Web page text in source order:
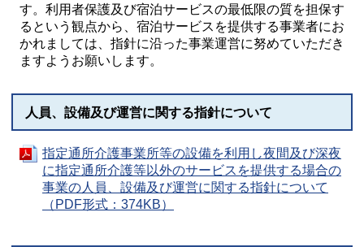
す。利用者保護及び宿泊サービスの最低限の質を担保す
るという観点から、宿泊サービスを提供する事業者にお
かれましては、指針に沿った事業運営に努めていただき
ますようお願いします。
人員、設備及び運営に関する指針について
指定通所介護事業所等の設備を利用し夜間及び深夜
に指定通所介護等以外のサービスを提供する場合の
事業の人員、設備及び運営に関する指針について
（PDF形式：374KB）